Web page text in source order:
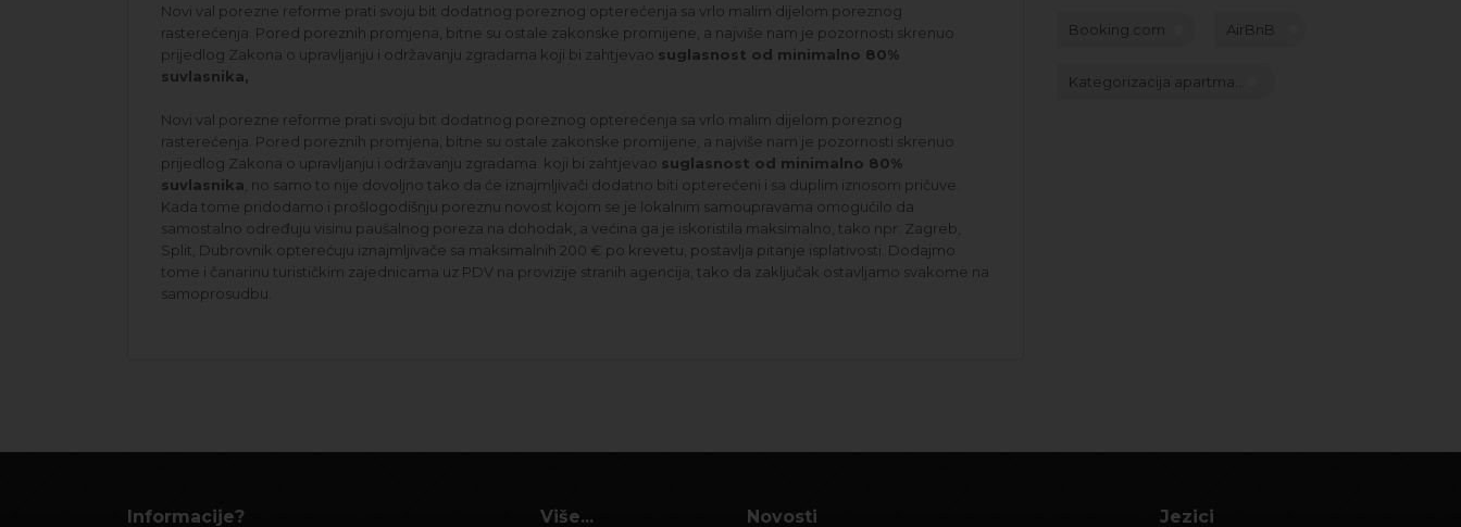
Novi val porezne reforme prati svoju bit dodatnog poreznog opterećenja sa vrlo malim dijelom poreznog
rasterećenja. Pored poreznih promjena, bitne su ostale zakonske promijene, a najviše nam je pozornosti skrenuo
prijedlog Zakona o upravljanju i održavanju zgradama koji bi zahtjevao suglasnost od minimalno 80%
suvlasnika,
Novi val porezne reforme prati svoju bit dodatnog poreznog opterećenja sa vrlo malim dijelom poreznog
rasterećenja. Pored poreznih promjena, bitne su ostale zakonske promijene, a najviše nam je pozornosti skrenuo
prijedlog Zakona o upravljanju i održavanju zgradama koji bi zahtjevao suglasnost od minimalno 80%
suvlasnika , no samo to nije dovoljno tako da će iznajmljivači dodatno biti opterećeni i sa duplim iznosom pričuve.
Kada tome pridodamo i prošlogodišnju poreznu novost kojom se je lokalnim samoupravama omogućilo da
samostalno određuju visinu paušalnog poreza na dohodak, a većina ga je iskoristila maksimalno, tako npr. Zagreb,
Split, Dubrovnik opterećuju iznajmljivače sa maksimalnih 200 € po krevetu, postavlja pitanje isplativosti. Dodajmo
tome i čanarinu turističkim zajednicama uz PDV na provizije stranih agencija, tako da zaključak ostavljamo svakome na
samoprosudbu.
Booking.com AirBnB
Kategorizacija apartma...
Informacije? Više... Novosti Jezici